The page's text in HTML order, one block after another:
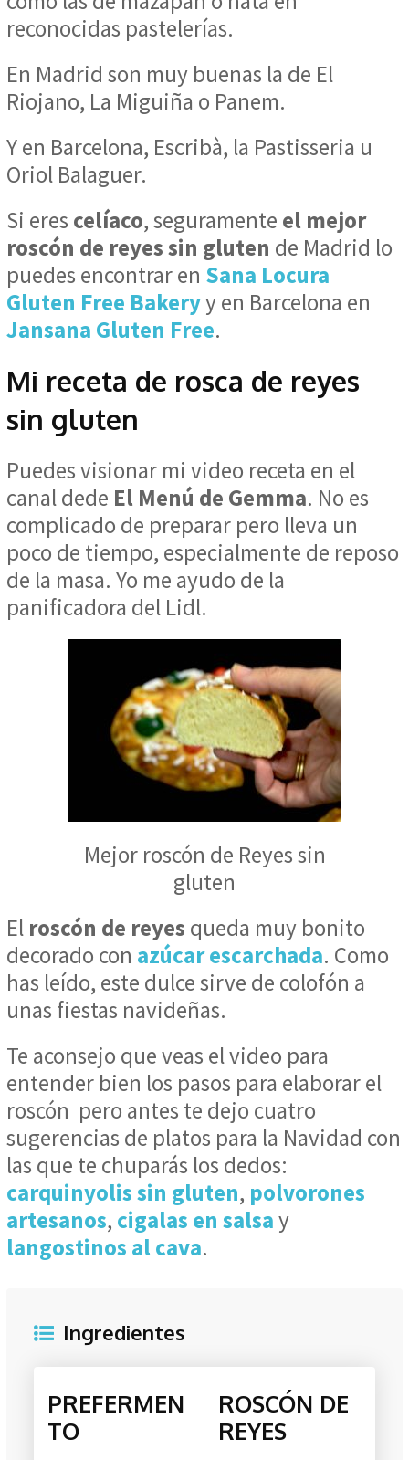
reconocidas pastelerías.
En Madrid son muy buenas la de El
Riojano, La Miguiña o Panem.
Y en Barcelona, Escribà, la Pastisseria u
Oriol Balaguer.
Si eres celíaco, seguramente el mejor
roscón de reyes sin gluten de Madrid lo
puedes encontrar en Sana Locura
Gluten Free Bakeryy en Barcelona en
Jansana Gluten Free.
Mi receta de rosca de reyes
sin gluten
Puedes visionar mi video receta en el
canal dede El Menú de Gemma. No es
complicado de preparar pero lleva un
poco de tiempo, especialmente de reposo
de la masa. Yo me ayudo de la
panificadora del Lidl.
Mejor roscón de Reyes sin
gluten
El roscón de reyes queda muy bonito
decorado con azúcar escarchada. Como
has leído, este dulce sirve de colofón a
unas fiestas navideñas.
Te aconsejo que veas el video para
entender bien los pasos para elaborar el
roscón pero antes te dejo cuatro
sugerencias de platos para la Navidad con
las que te chuparás los dedos:
carquinyolis sin gluten, polvorones
artesanos, cigalas en salsay
langostinos al cava.
Ingredientes
PREFERMEN
TO
ROSCÓN DE
REYES